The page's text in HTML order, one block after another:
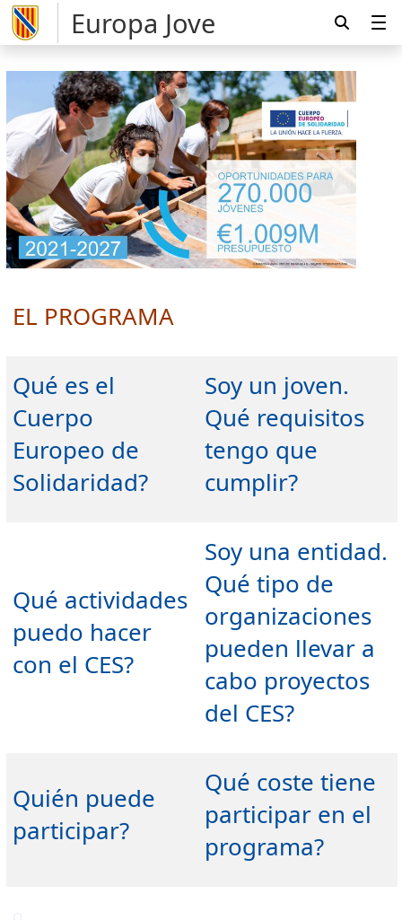
Europa Jove
EL PROGRAMA
Qué es el
Cuerpo
Europeo de
Solidaridad?
Soy un joven.
Qué requisitos
tengo que
cumplir?
Qué actividades
puedo hacer
con el CES?
Soy una entidad.
Qué tipo de
organizaciones
pueden llevar a
cabo proyectos
del CES?
Quién puede
participar?
Qué coste tiene
participar en el
programa?